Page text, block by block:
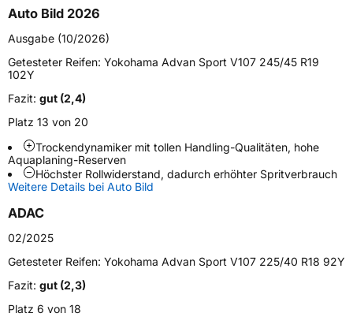
VerwendungSommerreifen
ModellnameAdvan Sport V107 SUV
Fahrzeugart PKW & SUV
Weitere Eigenschaften
ZustandNeureifen
Verstärkt
Felgenschutz
EU Label
Auto Bild 2026
Ausgabe (10/2026)
Getesteter Reifen: Yokohama Advan Sport V107 245/45 R19
102Y
Fazit: gut (2,4)
Platz 13 von 20
Trockendynamiker mit tollen Handling-Qualitäten, hohe
Aquaplaning-Reserven
Höchster Rollwiderstand, dadurch erhöhter Spritverbrauch
Weitere Details bei Auto Bild
ADAC
02/2025
Getesteter Reifen: Yokohama Advan Sport V107 225/40 R18 92Y
Fazit: gut (2,3)
Platz 6 von 18